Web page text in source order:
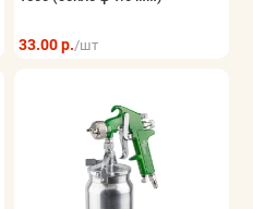
33.00 р./шт